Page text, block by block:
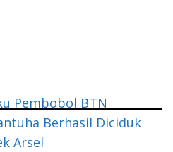
Pembobol BTN
Berhasil Diciduk
Arsel